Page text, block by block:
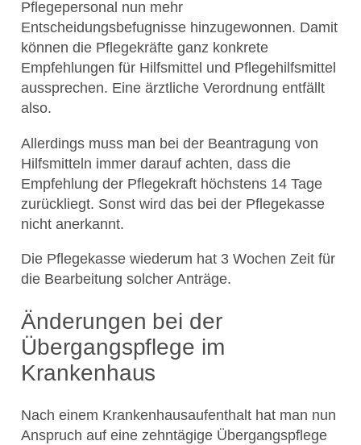
Pflegepersonal nun mehr
Entscheidungsbefugnisse hinzugewonnen. Damit
können die Pflegekräfte ganz konkrete
Empfehlungen für Hilfsmittel und Pflegehilfsmittel
aussprechen. Eine ärztliche Verordnung entfällt
also.
Allerdings muss man bei der Beantragung von
Hilfsmitteln immer darauf achten, dass die
Empfehlung der Pflegekraft höchstens 14 Tage
zurückliegt. Sonst wird das bei der Pflegekasse
nicht anerkannt.
Die Pflegekasse wiederum hat 3 Wochen Zeit für
die Bearbeitung solcher Anträge.
Änderungen bei der
Übergangspflege im
Krankenhaus
Nach einem Krankenhausaufenthalt hat man nun
Anspruch auf eine zehntägige Übergangspflege